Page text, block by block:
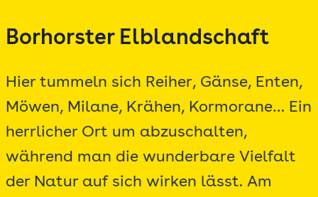
Inhalt
Borhorster Elblandschaft
Hier tummeln sich Reiher, Gänse, Enten,
Möwen, Milane, Krähen, Kormorane… Ein
herrlicher Ort um abzuschalten,
während man die wunderbare Vielfalt
der Natur auf sich wirken lässt. Am